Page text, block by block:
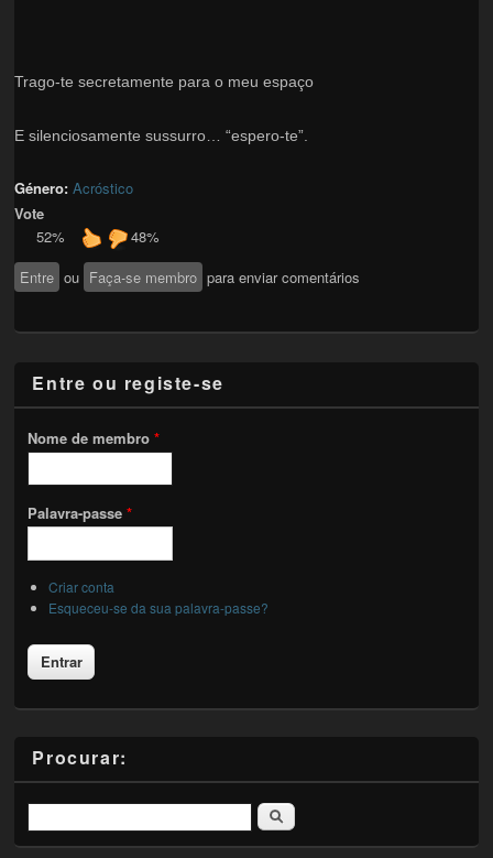
Trago-te secretamente para o meu espaço
E silenciosamente sussurro… “espero-te”.
Género:Acróstico
Vote
52%
48%
Entre ou Faça-se membro para enviar comentários
Entre ou registe-se
Nome de membro*
Palavra-passe*
Criar conta
Esqueceu-se da sua palavra-passe?
Procurar:
Pesquisar